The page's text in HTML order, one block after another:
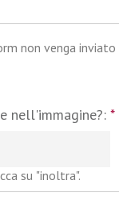
non venga
nell'immagine?: *
su "inoltra".